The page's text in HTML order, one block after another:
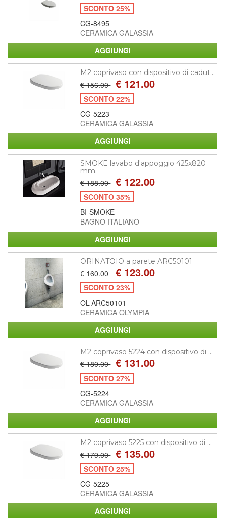
SCONTO 25%
CG-8495
CERAMICA GALASSIA
M2 coprivaso con dispositivo di cadut...
€ 156.00 € 121.00
SCONTO 22%
CG-5223
CERAMICA GALASSIA
SMOKE lavabo d'appoggio 425x820
mm.
€ 188.00 € 122.00
SCONTO 35%
BI-SMOKE
BAGNO ITALIANO
ORINATOIO a parete ARC50101
€ 160.00 € 123.00
SCONTO 23%
OL-ARC50101
CERAMICA OLYMPIA
M2 coprivaso 5224 con dispositivo di ...
€ 180.00 € 131.00
SCONTO 27%
CG-5224
CERAMICA GALASSIA
M2 coprivaso 5225 con dispositivo di ...
€ 179.00 € 135.00
SCONTO 25%
CG-5225
CERAMICA GALASSIA